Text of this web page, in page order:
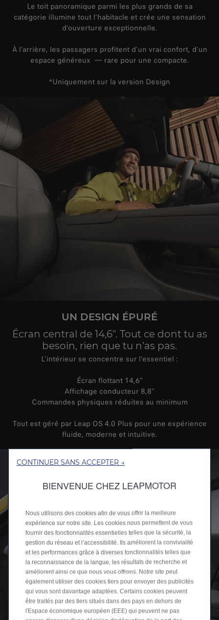
Le toit panoramique parmi les plus grands de sa
catégorie illumine tout l’habitacle et crée une sensation
d’ouverture exceptionnelle.
À l’arrière, les passagers profitent d’un vrai confort, d’un
espace généreux — rare pour une compacte.
*Uniquement sur la version Design
UN DESIGN ÉPURÉ
Écran central de 14,6". Tout ce dont tu as
besoin, rien que tu n’as pas.
L’intérieur se concentre sur l’essentiel :
Écran flottant 14,6"
Affichage conducteur 8,8"
Commandes physiques réduites au minimum
Tout est géré par Leap OS 4.0 Plus pour une expérience
fluide, moderne et intuitive.
CONTINUER SANS ACCEPTER →
BIENVENUE CHEZ LEAPMOTOR
Nous utilisons des cookies afin de vous offrir la meilleure
expérience sur notre site. Les cookies nous permettent de vous
fournir des fonctionnalités essentielles telles que la sécurité, la
gestion du réseau et l’accessibilité. Ils améliorent la convivialité
et les performances grâce à diverses fonctionnalités telles que
la reconnaissance de la langue, les résultats de recherche et
améliorent ainsi ce que nous vous offrons. Notre site peut
également utiliser des cookies tiers pour envoyer des publicités
qui vous sont davantage adaptées. Certains cookies peuvent
être traités par des tiers situés dans des pays en dehors de
l'Espace économique européen (EEE) qui peuvent ne pas